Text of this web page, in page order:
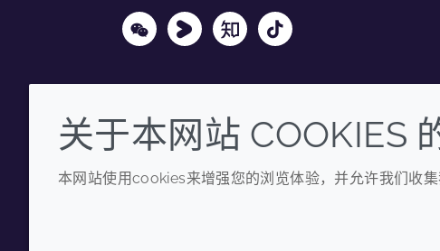
WechatYoukuZhihu Tiktok
关于本网站 COOKIES
本网站使用cookies来增强您的浏览体验，并允许我们收